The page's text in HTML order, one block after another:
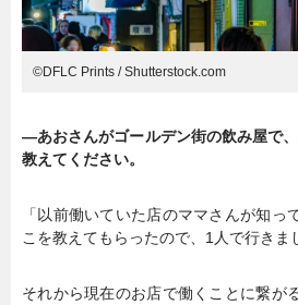
©︎DFLC Prints / Shutterstock.com
―あおさんがゴールデン街の飲み屋で
教えてください。
「以前働いていた店のママさんが知っ
こを教えてもらったので、1人で行きま
それから現在のお店で働くことに繋が